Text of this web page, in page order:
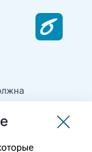
и лечения
врача. Перед